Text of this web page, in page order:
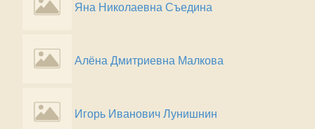
Яна Николаевна Съедина
Алёна Дмитриевна Малкова
Игорь Иванович Лунишнин